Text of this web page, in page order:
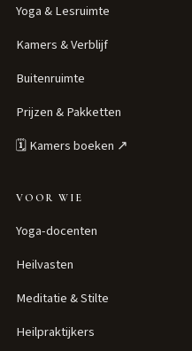
Yoga & Lesruimte
Kamers & Verblijf
Buitenruimte
Prijzen & Pakketten
🗓 Kamers boeken ↗
VOOR WIE
Yoga-docenten
Heilvasten
Meditatie & Stilte
Heilpraktijkers